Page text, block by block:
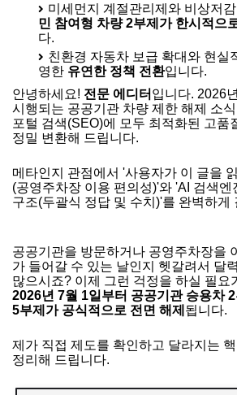
미세먼지 계절관리제와 비상저
민 참여형 차량 2부제가 한시적으
다.
친환경 자동차 보급 확대와 현실
영한 유연한 정책 전환입니다.
안녕하세요! 전문 에디터 입니다. 2026
시행되는 공공기관 차량 제한 해제 소
포털 검색(SEO)에 모두 최적화된 고품
정밀 변환해 드립니다.
메타인지 관점에서 '사용자가 이 글을
(공영주차장 이용 편의성)'와 'AI 검색엔
구조(두괄식 정답 및 수치)'를 완벽하게
공공기관을 방문하거나 공영주차장을
가 들어갈 수 있는 날인지 헷갈려서 달
많으시죠? 이제 그런 걱정을 하실 필요
2026년 7월 1일부터 공공기관 승용차
5부제가 공식적으로 전면 해제 됩니다.
제가 직접 제도를 확인하고 달라지는
정리해 드립니다.